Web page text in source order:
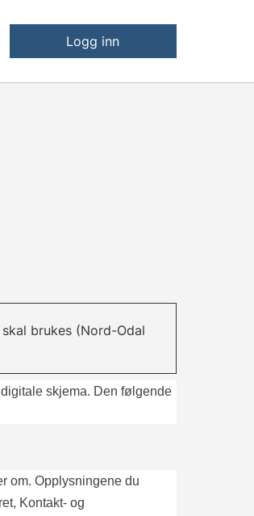
Logg inn
brukes (Nord-Odal
skjema. Den følgende
om. Opplysningene du
Kontakt- og